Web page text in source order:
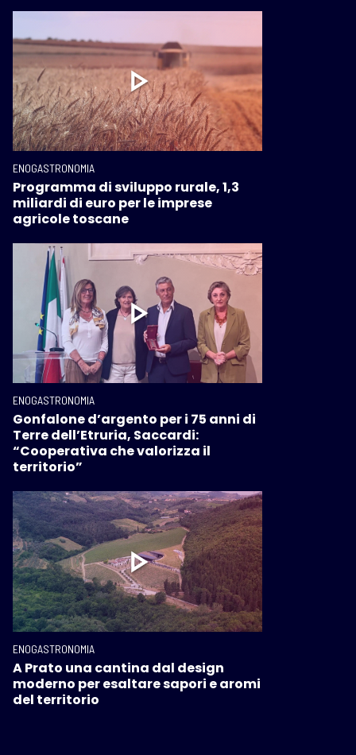
ENOGASTRONOMIA
Programma di sviluppo rurale, 1,3
miliardi di euro per le imprese
agricole toscane
ENOGASTRONOMIA
Gonfalone d’argento per i 75 anni di
Terre dell’Etruria, Saccardi:
“Cooperativa che valorizza il
territorio”
ENOGASTRONOMIA
A Prato una cantina dal design
moderno per esaltare sapori e aromi
del territorio